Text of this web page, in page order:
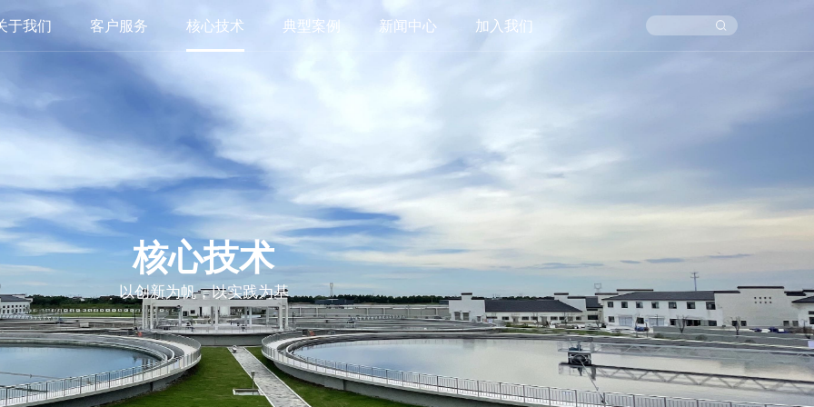
于我们 客户服务 核心技术 典型案例 新闻中心 加入我们
核心技术
以创新为帆，以实践为基